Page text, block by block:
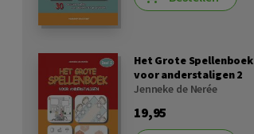
Het Grote Spellenboek
voor anderstaligen 2
Jenneke de Nerée
19,95